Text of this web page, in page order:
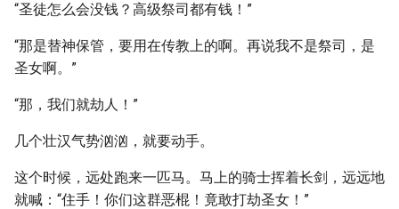
“圣徒怎么会没钱？高级祭司都有钱！”
“那是替神保管，要用在传教上的啊。再说我不是祭司，是
圣女啊。”
“那，我们就劫人！”
几个壮汉气势汹汹，就要动手。
这个时候，远处跑来一匹马。马上的骑士挥着长剑，远远地
就喊：“住手！你们这群恶棍！竟敢打劫圣女！”